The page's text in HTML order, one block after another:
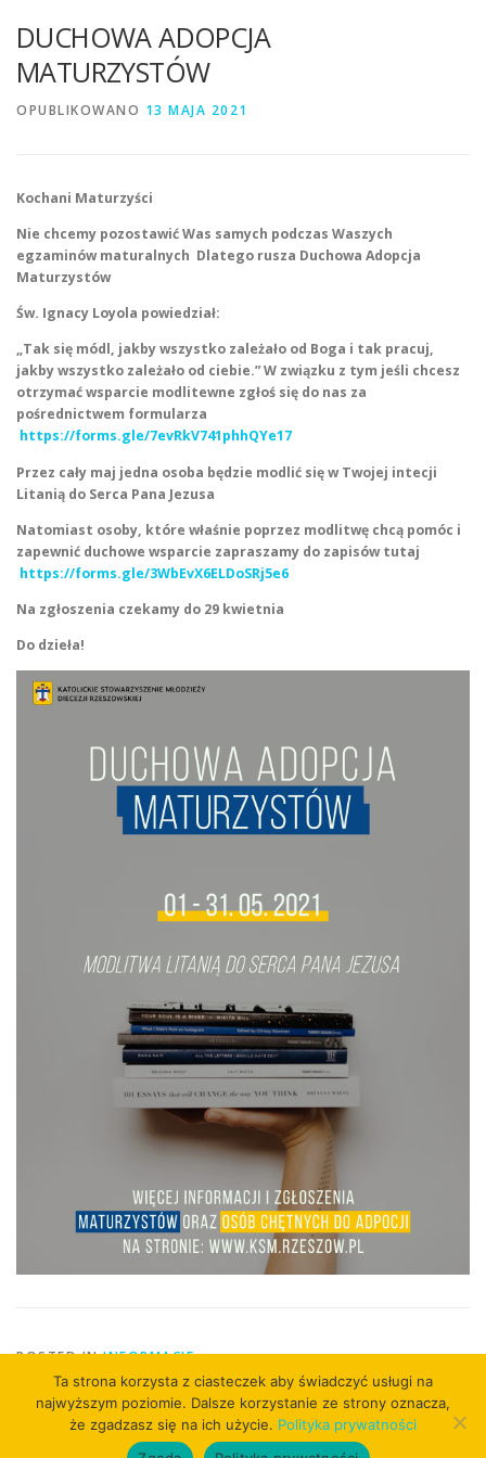
DUCHOWA ADOPCJA
MATURZYSTÓW
OPUBLIKOWANO 13 MAJA 2021
Kochani Maturzyści
Nie chcemy pozostawić Was samych podczas Waszych
egzaminów maturalnych Dlatego rusza Duchowa Adopcja
Maturzystów
Św. Ignacy Loyola powiedział:
„Tak się módl, jakby wszystko zależało od Boga i tak pracuj,
jakby wszystko zależało od ciebie.” W związku z tym jeśli chcesz
otrzymać wsparcie modlitewne zgłoś się do nas za
pośrednictwem formularza
https://forms.gle/7evRkV741phhQYe17
Przez cały maj jedna osoba będzie modlić się w Twojej intecji
Litanią do Serca Pana Jezusa
Natomiast osoby, które właśnie poprzez modlitwę chcą pomóc i
zapewnić duchowe wsparcie zapraszamy do zapisów tutaj
https://forms.gle/3WbEvX6ELDoSRj5e6
Na zgłoszenia czekamy do 29 kwietnia
Do dzieła!
POSTED ININFORMACJE
Ta strona korzysta z ciasteczek aby świadczyć usługi na
najwyższym poziomie. Dalsze korzystanie ze strony oznacza,
że zgadzasz się na ich użycie. Polityka prywatności